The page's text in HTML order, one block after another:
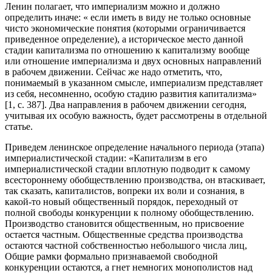
Ленин полагает, что империализм можно и должно
определить иначе: « если иметь в виду не только основные
чисто экономические понятия (которыми ограничивается
приведенное определение), а историческое место данной
стадии капитализма по отношению к капитализму вообще
или отношение империализма и двух основных направлений
в рабочем движении. Сейчас же надо отметить, что,
понимаемый в указанном смысле, империализм представляет
из себя, несомненно, особую стадию развития капитализма»
[1, с. 387]. Два направления в рабочем движении сегодня,
учитывая их особую важность, будет рассмотрены в отдельной
статье.
Приведем ленинское определение начального периода (этапа)
империалистической стадии: «Капитализм в его
империалистической стадии вплотную подводит к самому
всестороннему обобществлению производства, он втаскивает,
так сказать, капиталистов, вопреки их воли и сознания, в
какой-то новый общественный порядок, переходный от
полной свободы конкуренции к полному обобществлению.
Производство становится общественным, но присвоение
остается частным. Общественные средства производства
остаются частной собственностью небольшого числа лиц,
Общие рамки формально признаваемой свободной
конкуренции остаются, а гнет немногих монополистов над